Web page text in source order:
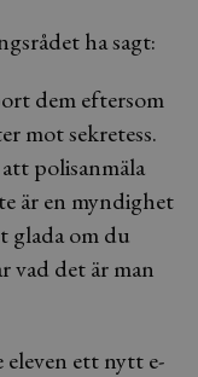
ha sagt:
dem eftersom
mot sekretess.
polisanmäla
är en myndighet
glada om du
vad det är man
ett nytt e-